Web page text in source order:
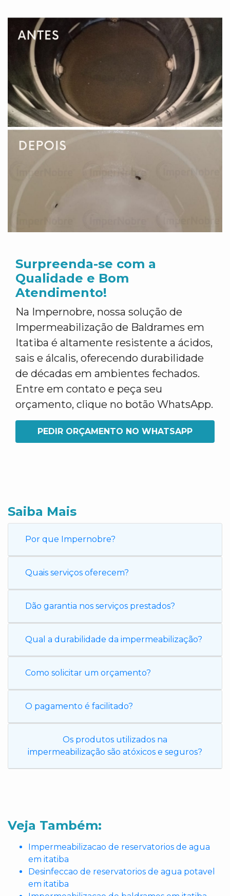
Surpreenda-se com a
Qualidade e Bom
Atendimento!
Na Impernobre, nossa solução de
Impermeabilização de Baldrames em
Itatiba é altamente resistente a ácidos,
sais e álcalis, oferecendo durabilidade
de décadas em ambientes fechados.
Entre em contato e peça seu
orçamento, clique no botão WhatsApp.
PEDIR ORÇAMENTO NO WHATSAPP
Saiba Mais
Por que Impernobre?
Quais serviços oferecem?
Dão garantia nos serviços prestados?
Qual a durabilidade da impermeabilização?
Como solicitar um orçamento?
O pagamento é facilitado?
Os produtos utilizados na
impermeabilização são atóxicos e seguros?
Veja Também:
Impermeabilizacao de reservatorios de agua
em itatiba
Desinfeccao de reservatorios de agua potavel
em itatiba